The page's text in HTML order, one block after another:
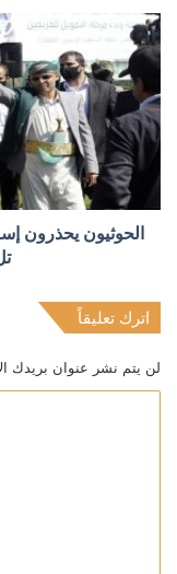
الحوثيون يحذرون
اترك تعليقاً
لن يتم نشر عنوان بريدك